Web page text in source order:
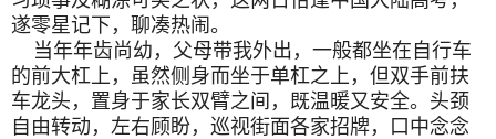
遂零星记下，聊凑热闹。
当年年齿尚幼，父母带我外出，一般都坐在自行车
的前大杠上，虽然侧身而坐于单杠之上，但双手前扶
车龙头，置身于家长双臂之间，既温暖又安全。头颈
自由转动，左右顾盼，巡视街面各家招牌，口中念念